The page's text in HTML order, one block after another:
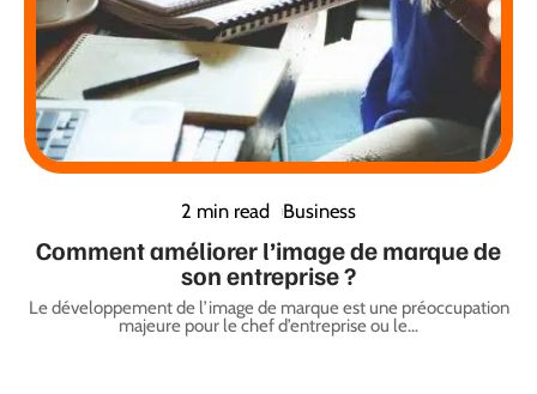
2 min read Business
Comment améliorer l’image de marque de
son entreprise ?
Le développement de l’image de marque est une préoccupation
majeure pour le chef d’entreprise ou le…